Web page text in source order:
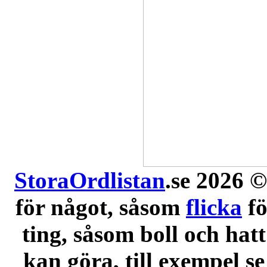
StoraOrdlistan.se 2026
för något, såsom flicka
ting, såsom boll och
kan göra, till exempel